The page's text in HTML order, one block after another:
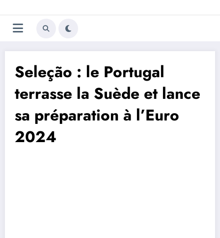
au
contenu
Trivela
L'actualité du football
Seleção : le Portugal
terrasse la Suède et lance
sa préparation à l’Euro
2024